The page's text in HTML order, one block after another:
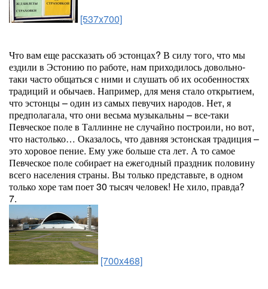
[537x700]
Что вам еще рассказать об эстонцах? В силу того, что мы
ездили в Эстонию по работе, нам приходилось довольно-
таки часто общаться с ними и слушать об их особенностях
традиций и обычаев. Например, для меня стало открытием,
что эстонцы – один из самых певучих народов. Нет, я
предполагала, что они весьма музыкальны – все-таки
Певческое поле в Таллинне не случайно построили, но вот,
что настолько… Оказалось, что давняя эстонская традиция –
это хоровое пение. Ему уже больше ста лет. А то самое
Певческое поле собирает на ежегодный праздник половину
всего населения страны. Вы только представьте, в одном
только хоре там поет 30 тысяч человек! Не хило, правда?
7.
[700x468]